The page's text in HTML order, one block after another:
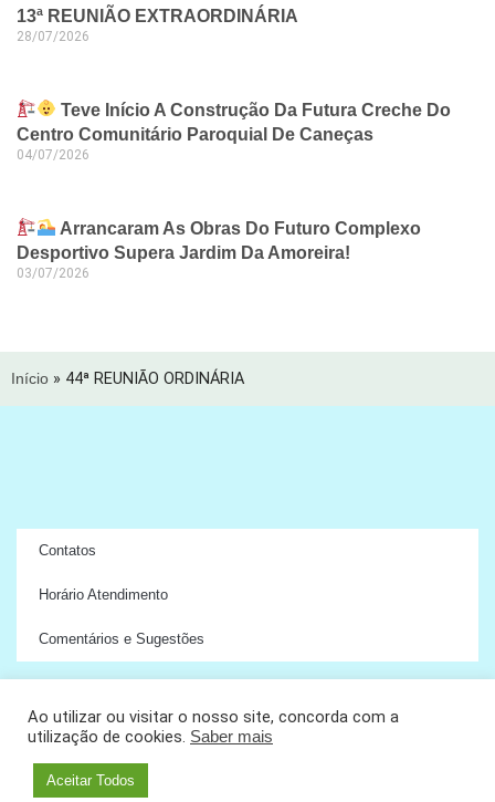
13ª REUNIÃO EXTRAORDINÁRIA
28/07/2026
Teve Início A Construção Da Futura Creche Do
Centro Comunitário Paroquial De Caneças
04/07/2026
Arrancaram As Obras Do Futuro Complexo
Desportivo Supera Jardim Da Amoreira!
03/07/2026
Início » 44ª REUNIÃO ORDINÁRIA
Contatos
Horário Atendimento
Comentários e Sugestões
Copyright © 2024 União das Freguesias de Ramada e Caneças
Ao utilizar ou visitar o nosso site, concorda com a
utilização de cookies. Saber mais
Aceitar Todos